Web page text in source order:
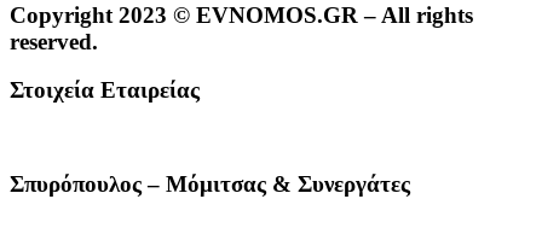
Copyright 2023 © EVNOMOS.GR – All rights
reserved.
Στοιχεία Εταιρείας
Σπυρόπουλος – Μόμιτσας & Συνεργάτες